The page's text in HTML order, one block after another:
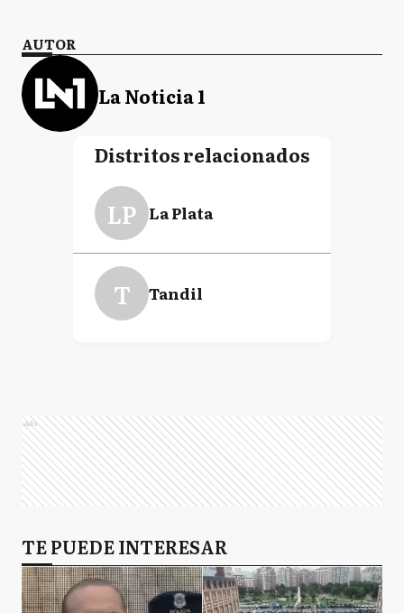
AUTOR
La Noticia 1
Distritos relacionados
LP La Plata
T Tandil
Ads
TE PUEDE INTERESAR